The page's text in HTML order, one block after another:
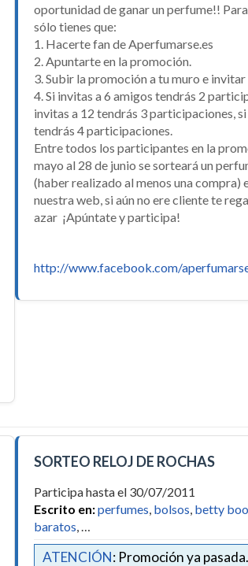
oportunidad de ganar un perfume!!
sólo tienes que:
1. Hacerte fan de Aperfumarse.es
2. Apuntarte en la promoción.
3. Subir la promoción a tu muro e
4. Si invitas a 6 amigos tendrás 2
invitas a 12 tendrás 3 participaciones,
tendrás 4 participaciones.
Entre todos los participantes en la
mayo al 28 de junio se sorteará un
(haber realizado al menos una compra)
nuestra web, si aún no ere cliente te
azar ¡Apúntate y participa!
http://www.facebook.com/
SORTEO RELOJ DE ROCHAS
Participa hasta el 30/07/2011
Escrito en:perfumes, bolsos, betty
baratos, …
ATENCIÓN: Promoción ya pasada.